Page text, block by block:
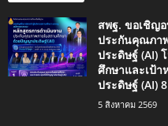
สพฐ. ขอเชิญ
ประกันคุณภา
ประดิษฐ์ (AI)
ศึกษาและเป้
ประดิษฐ์ (AI)
5 สิงหาคม 2569